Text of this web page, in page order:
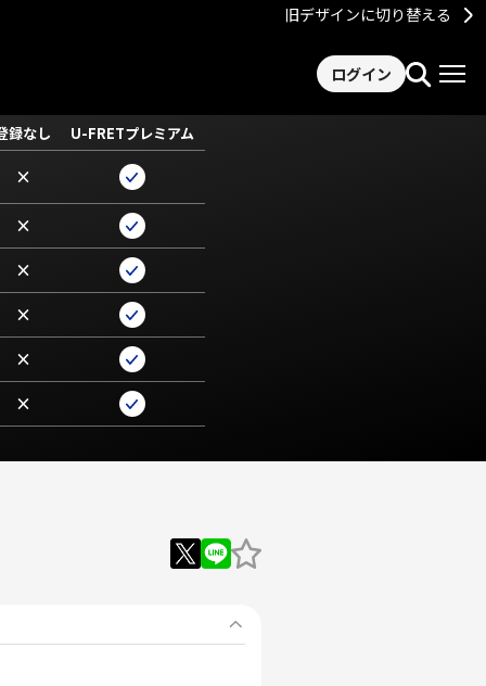
旧デザインに切り替える
ログイン
録なし U-FRETプレミアム
×
×
×
×
×
×